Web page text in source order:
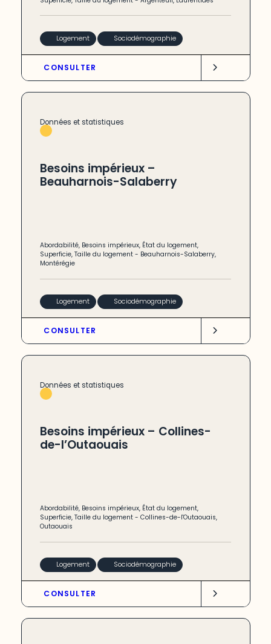
Logement Sociodémographie
CONSULTER
Données et statistiques
Besoins impérieux –
Beauharnois-Salaberry
Abordabilité, Besoins impérieux, État du logement,
Superficie,Taille du logement - Beauharnois-Salaberry,
Montérégie
Logement Sociodémographie
CONSULTER
Données et statistiques
Besoins impérieux – Collines-
de-l’Outaouais
Abordabilité, Besoins impérieux, État du logement,
Superficie,Taille du logement -Collines-de-l'Outaouais,
Outaouais
Logement Sociodémographie
CONSULTER